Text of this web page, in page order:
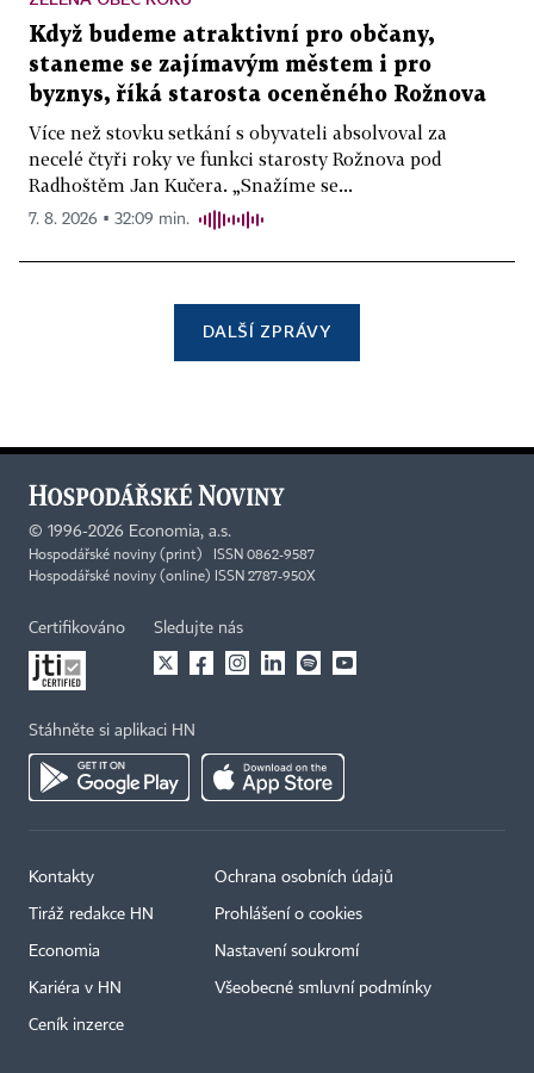
Když budeme atraktivní pro občany,
staneme se zajímavým městem i pro
byznys, říká starosta oceněného Rožnova
Více než stovku setkání s obyvateli absolvoval za
necelé čtyři roky ve funkci starosty Rožnova pod
Radhoštěm Jan Kučera. „Snažíme se...
7. 8. 2026 ▪ 32:09 min.
DALŠÍ ZPRÁVY
© 1996-2026 Economia, a.s.
Hospodářské noviny (print) ISSN 0862-9587
Hospodářské noviny (online) ISSN 2787-950X
Certifikováno Sledujte nás
Stáhněte si aplikaci HN
Kontakty
Tiráž redakce HN
Economia
Kariéra v HN
Ceník inzerce
Ochrana osobních údajů
Prohlášení o cookies
Nastavení soukromí
Všeobecné smluvní podmínky